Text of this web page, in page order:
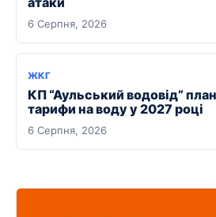
6 Серпня, 2026
ЖКГ
КП “Аульський водовід”
тарифи на воду у 2027 році
6 Серпня, 2026